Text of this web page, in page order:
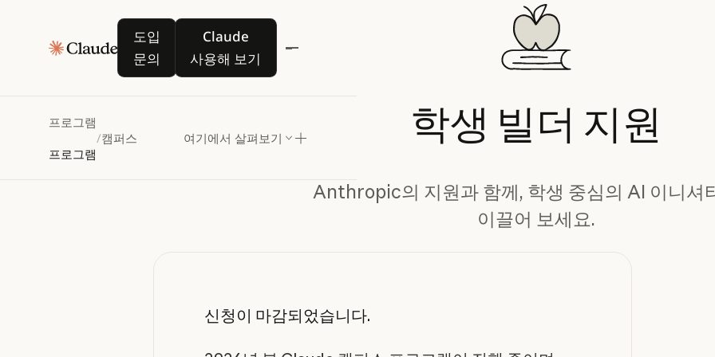
도입
문의
도입 문의
Claude
사용해 보기
Claude 사용해 보기
프로그램
프로그램
/캠퍼스 여기에서 살펴보기 학생 빌더 지원
Anthropic의 지원과 함께, 학생 중심의 AI 이니셔
이끌어 보세요.
신청이 마감되었습니다.